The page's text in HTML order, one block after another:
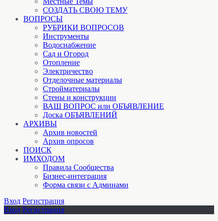
СОЗДАТЬ СВОЮ ТЕМУ
ВОПРОСЫ
РУБРИКИ ВОПРОСОВ
Инструменты
Водоснабжение
Сад и Огород
Отопление
Электричество
Отделочные материалы
Стройматериалы
Стены и конструкции
ВАШ ВОПРОС или ОБЪЯВЛЕНИЕ
Доска ОБЪЯВЛЕНИЙ
АРХИВЫ
Архив новостей
Архив опросов
ПОИСК
ИМХОДОМ
Правила Сообщества
Бизнес-интеграция
Форма связи с Админами
Вход Регистрация
Вход Регистрация